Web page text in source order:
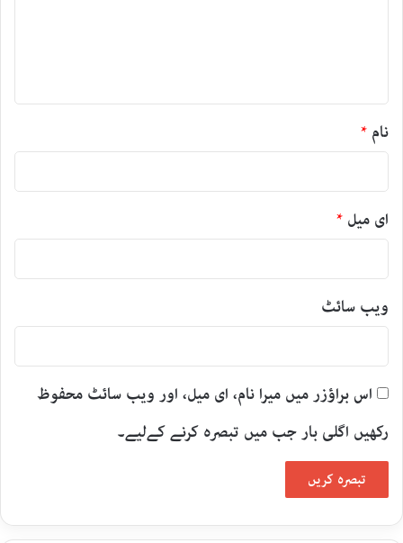
نام *
ای میل *
ویب‌ سائٹ
اس براؤزر میں میرا نام، ای میل، اور ویب سائٹ محفوظ
رکھیں اگلی بار جب میں تبصرہ کرنے کےلیے۔